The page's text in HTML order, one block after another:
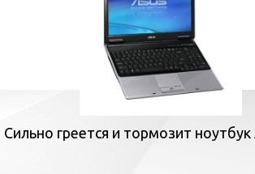
Сильно греется и тормозит ноутбук